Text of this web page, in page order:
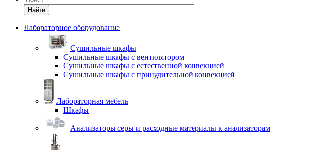
Найти
Лабораторное оборудование
Cушильные шкафы
Сушильные шкафы с вентилятором
Сушильные шкафы с естественной конвекцией
Сушильные шкафы с принудительной конвекцией
Лабораторная мебель
Шкафы
Анализаторы серы и расходные материалы к анализаторам